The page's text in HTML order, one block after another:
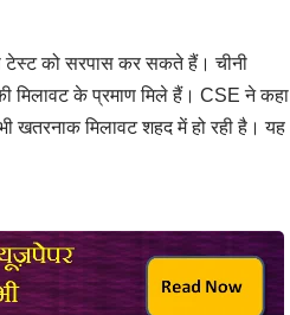
टेस्ट को सरपास कर सकते हैं। चीनी
मिलावट के प्रमाण मिले हैं। CSE ने कहा
खतरनाक मिलावट शहद में हो रही है। यह